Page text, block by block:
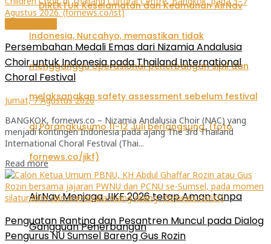
AirNav Menjaga JIKF 2026 tetap Aman tanpa
Gangguan Penerbangan
Persembahan Medali Emas dari Nizamia Andalusia
Choir untuk Indonesia pada Thailand International
Choral Festival
Jumat, 7 Agustus 2026
BANGKOK, fornews.co – Nizamia Andalusia Choir (NAC) yang
menjadi kontingen Indonesia pada ajang The 3rd Thailand
International Choral Festival (Thai...
Read more
Penguatan Ranting dan Pesantren Muncul pada Dialog
Pengurus NU Sumsel Bareng Gus Rozin